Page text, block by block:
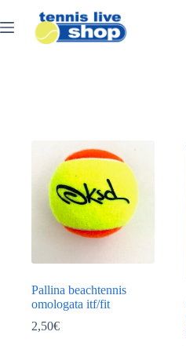
al
contenuto
Pallina beachtennis
omologata itf/fit
2,50€